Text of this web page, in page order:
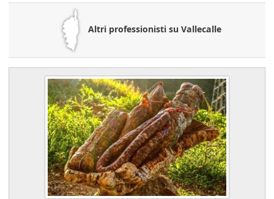
Altri professionisti su Vallecalle